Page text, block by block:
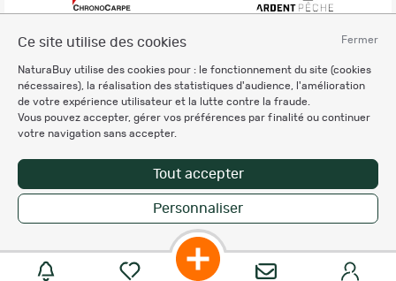
Fermer
Ce site utilise des cookies
NaturaBuy utilise des cookies pour : le fonctionnement du site (cookies
nécessaires), la réalisation des statistiques d'audience, l'amélioration
de votre expérience utilisateur et la lutte contre la fraude.
Vous pouvez accepter, gérer vos préférences par finalité ou continuer
votre navigation sans accepter.
Tout accepter
Personnaliser
Charte éthique
Mentions légales
Règlement & Conditions d'utilisation
Politique de protection
des données personnelles
Personnalisation des cookies
Copyright © 2007-2026 NaturaBuy. Tous droits réservés. N°CNIL: 1239459.
Les marques commerciales mentionnées appartiennent à leurs propriétaires
respectifs in 0.067 s
Suggestions de recherche